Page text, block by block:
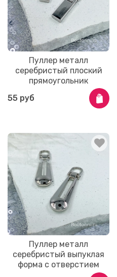
Пуллер металл
серебристый плоский
прямоугольник
55 руб
Пуллер металл
серебристый выпуклая
форма с отверстием